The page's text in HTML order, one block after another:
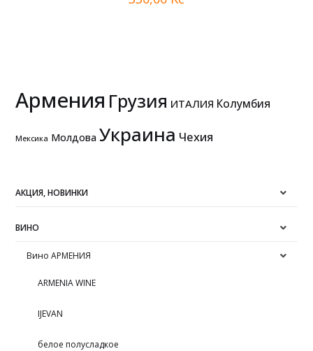
Армения Грузия ИТАЛИЯ Колумбия
Мексика Молдова Украина Чехия
АКЦИЯ, НОВИНКИ
ВИНО
Вино АРМЕНИЯ
ARMENIA WINE
IJEVAN
белое полусладкое